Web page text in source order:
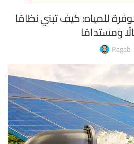
للمياه: كيف تبني نظامًا
ومستدامًا
Ragab